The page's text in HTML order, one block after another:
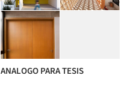
ANALOGO PARA TESIS